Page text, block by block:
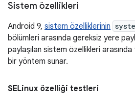
Sistem özellikleri
Android 9, sistem özelliklerinin
bölümleri arasında gereksiz yere
paylaşılan sistem özellikleri arasında
bir yöntem sunar.
SELinux özelliği testleri